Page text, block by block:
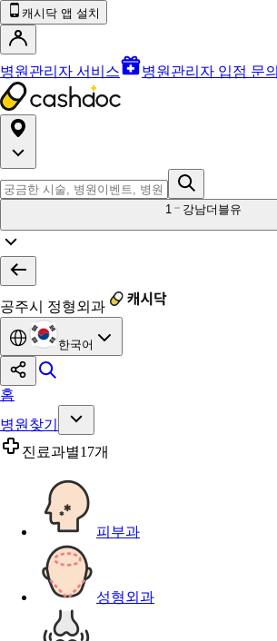
캐시닥 앱 설치
병원관리자 서비스 병원관리자 입점 문의
1 강남더블유
공주시 정형외과
한국어
홈
병원찾기
진료과별17개
피부과
성형외과